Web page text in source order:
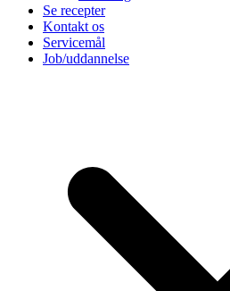
Se recepter
Kontakt os
Servicemål
Job/uddannelse